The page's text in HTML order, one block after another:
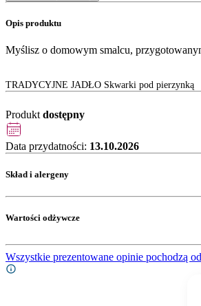
Opis produktu
Myślisz o domowym smalcu,
TRADYCYJNE JADŁO Skwarki pod pierzynką
Produkt dostępny
Data przydatności: 13.10.2026
Skład i alergeny
Wartości odżywcze
Wszystkie prezentowane opinie pochodzą